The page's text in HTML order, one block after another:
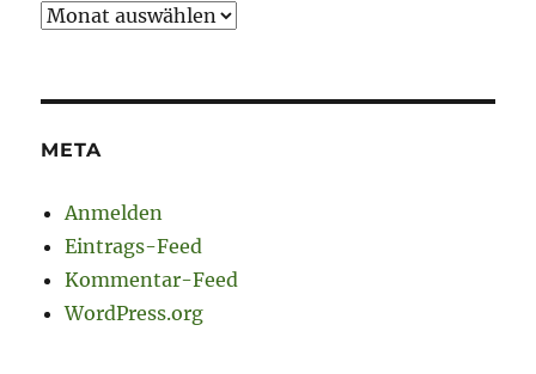
Archiv
META
Anmelden
Eintrags-Feed
Kommentar-Feed
WordPress.org